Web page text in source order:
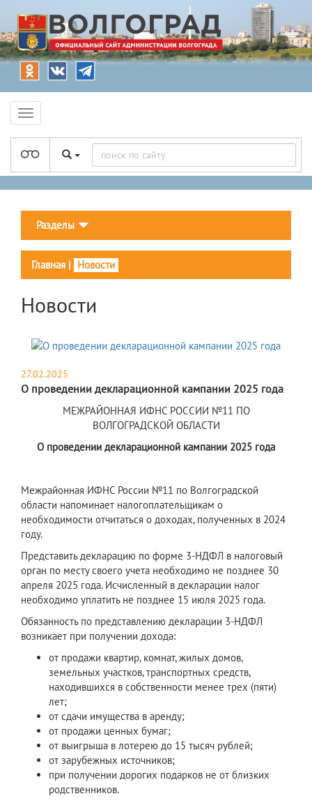
Разделы
Главная | Новости
Новости
27.02.2025
О проведении декларационной кампании 2025 года
МЕЖРАЙОННАЯ ИФНС РОССИИ №11 ПО
ВОЛГОГРАДСКОЙ ОБЛАСТИ
О проведении декларационной кампании 2025 года
Межрайонная ИФНС России №11 по Волгоградской
области напоминает налогоплательщикам о
необходимости отчитаться о доходах, полученных в 2024
году.
Представить декларацию по форме 3-НДФЛ в налоговый
орган по месту своего учета необходимо не позднее 30
апреля 2025 года. Исчисленный в декларации налог
необходимо уплатить не позднее 15 июля 2025 года.
Обязанность по представлению декларации 3-НДФЛ
возникает при получении дохода:
от продажи квартир, комнат, жилых домов,
земельных участков, транспортных средств,
находившихся в собственности менее трех (пяти)
лет;
от сдачи имущества в аренду;
от продажи ценных бумаг;
от выигрыша в лотерею до 15 тысяч рублей;
от зарубежных источников;
при получении дорогих подарков не от близких
родственников.